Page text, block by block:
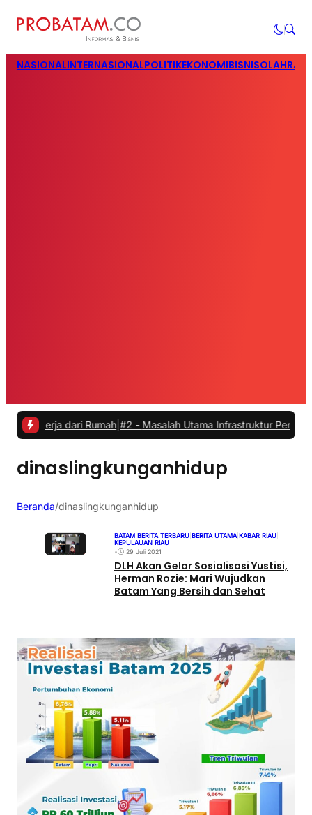
NASIONALINTERNASIONALPOLITIKEKONOMIBISNIS
dari Rumah |#2 -Masalah Utama Infrastruktur Pengisian
dinaslingkunganhidup
Beranda/dinaslingkunganhidup
BATAM BERITA TERBARU BERITA UTAMA KABAR RIAU
KEPULAUAN RIAU
•
29 Juli 2021
DLH Akan Gelar Sosialisasi Yustisi,
Herman Rozie: Mari Wujudkan
Batam Yang Bersih dan Sehat